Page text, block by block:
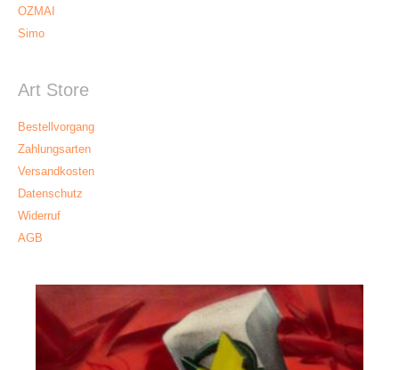
OZMAI
Simo
Art Store
Bestellvorgang
Zahlungsarten
Versandkosten
Datenschutz
Widerruf
AGB